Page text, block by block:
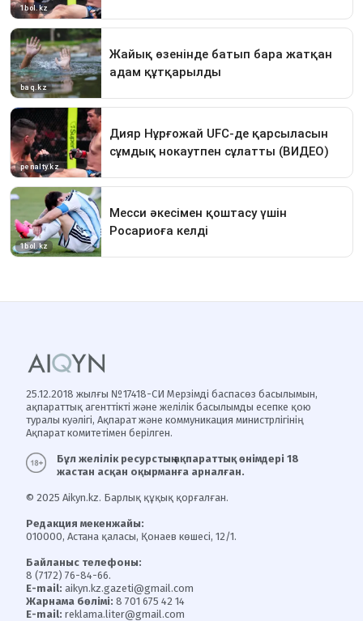
25.12.2018 жылғы №17418-СИ Мерзімді баспасөз басылымын,
ақпараттық агенттікті және желілік басылымды есепке қою
туралы куәлігі, Ақпарат және коммуникация министрлігінің
Ақпарат комитетімен берілген.
Бұл желілік ресурстың ақпараттық өнімдері 18
жастан асқан оқырманға арналған.
© 2025 Aikyn.kz. Барлық құқық қорғалған.
Редакция мекенжайы:
010000, Астана қаласы, Қонаев көшесі, 12/1.
Байланыс телефоны:
8 (7172) 76-84-66.
E-mail: aikyn.kz.gazeti@gmail.com
Жарнама бөлімі: 8 701 675 42 14
E-mail: reklama.liter@gmail.com